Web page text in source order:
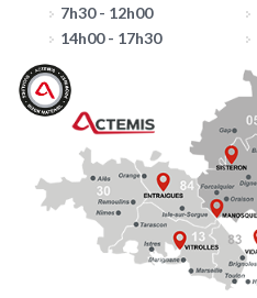
7h30 - 12h00
14h00 - 17h30